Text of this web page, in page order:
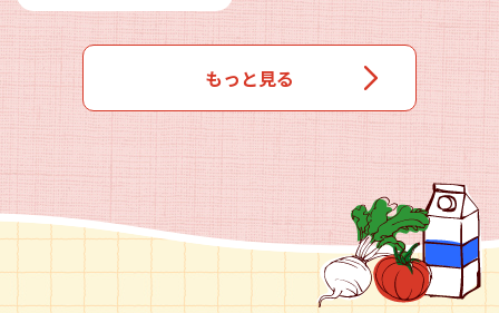
もっと見る